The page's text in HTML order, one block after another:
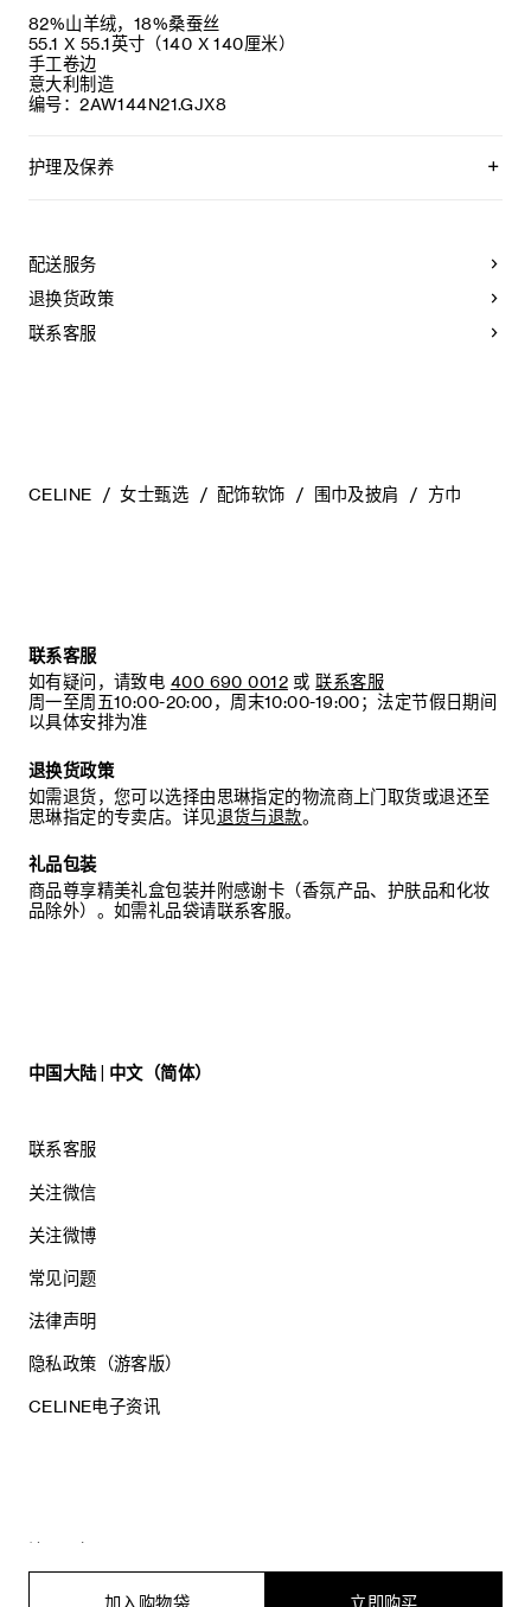
82%山羊绒，18%桑蚕丝
55.1 X 55.1英寸（140 X 140厘米）
手工卷边
意大利制造
编号：2AW144N21.GJX8
护理及保养
不可熨烫。
本品可用芳香化合物进行轻柔干洗。
不可用水进行专业清洗。
配送服务
退换货政策
联系客服
CELINE 女士甄选 配饰软饰 围巾及披肩 方巾
联系客服
如有疑问，请致电 400 690 0012 或 联系客服
周一至周五10:00-20:00，周末10:00-19:00；法定节假日期间
以具体安排为准
退换货政策
如需退货，您可以选择由思琳指定的物流商上门取货或退还至
思琳指定的专卖店。详见退货与退款。
礼品包装
商品尊享精美礼盒包装并附感谢卡（香氛产品、护肤品和化妆
品除外）。如需礼品袋请联系客服。
中国大陆 | 中文（简体）
联系客服
关注微信
关注微博
常见问题
法律声明
隐私政策（游客版）
CELINE电子资讯
思琳商贸（上海）有限公司
沪公网安备 31010602005569